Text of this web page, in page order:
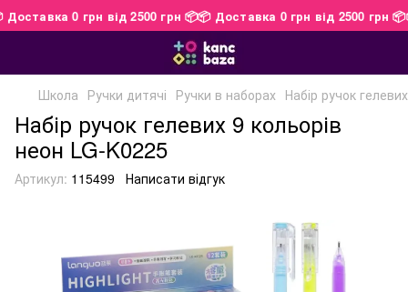
Доставка 0 грн від 2500 грн 📦📦 Доставка 0 грн від 2500 грн
Школа Ручки дитячі Ручки в наборах Набір ручок
Набір ручок гелевих 9 кольорів
неон LG-K0225
Артикул: 115499 Написати відгук